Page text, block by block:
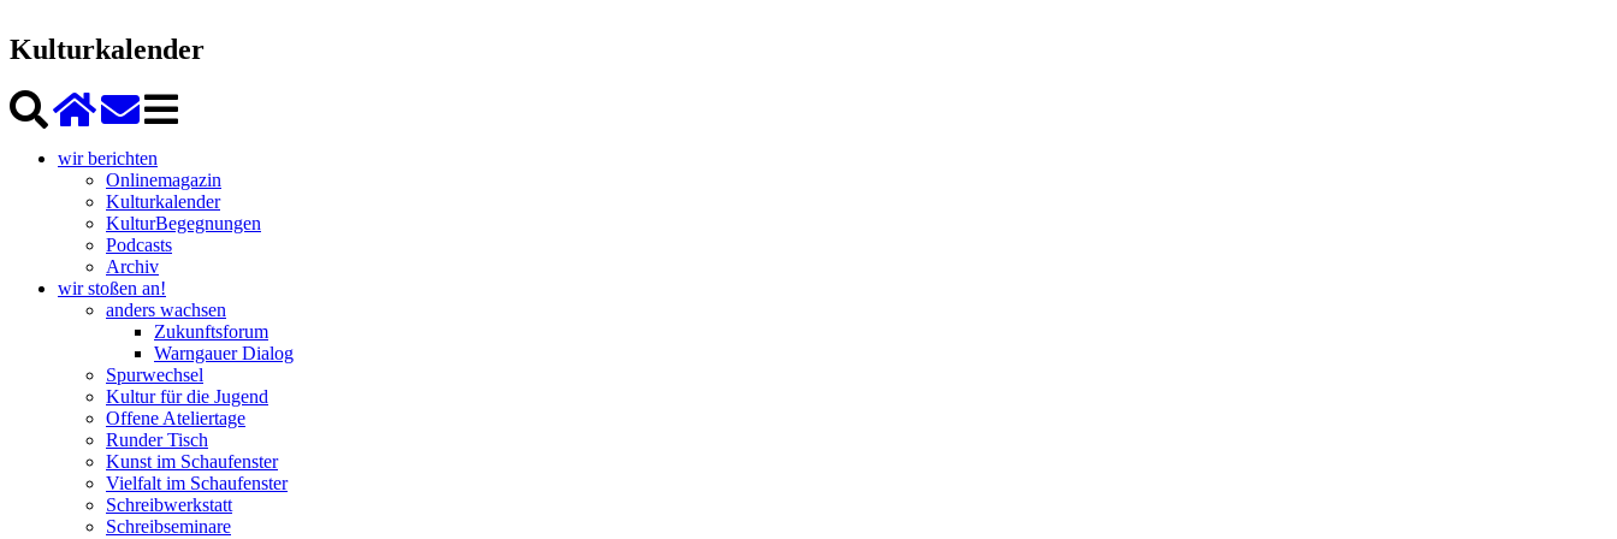
Kulturkalender
wir berichten
Onlinemagazin
Kulturkalender
KulturBegegnungen
Podcasts
Archiv
wir stoßen an!
anders wachsen
Zukunftsforum
Warngauer Dialog
Spurwechsel
Kultur für die Jugend
Offene Ateliertage
Runder Tisch
Kunst im Schaufenster
Vielfalt im Schaufenster
Schreibwerkstatt
Schreibseminare